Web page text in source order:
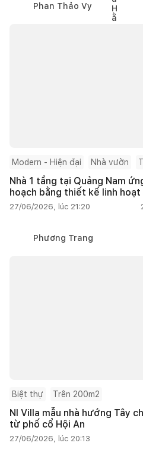
Phan Thảo Vy
Modern - Hiện đại Nhà vườn
Nhà 1 tầng tại Quảng Nam
hoạch bằng thiết kế linh
27/06/2026, lúc 21:20
Phương Trang
Biệt thự Trên 200m2
NI Villa mẫu nhà hướng Tây
từ phố cổ Hội An
27/06/2026, lúc 20:13